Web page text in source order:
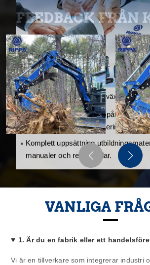
FEEDBACK FRÅN
VANLIGA
1. Är du en fabrik eller ett
Vi är en tillverkare som integrerar industri